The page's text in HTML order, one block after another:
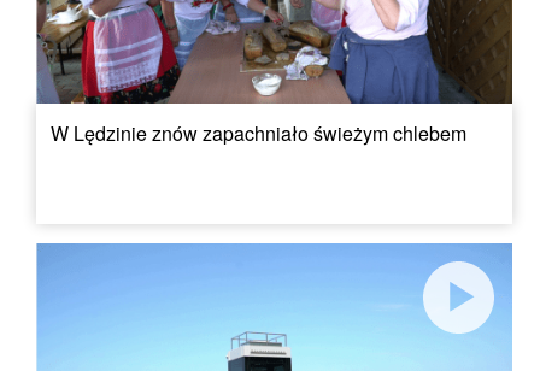
W Lędzinie znów zapachniało świeżym chlebem